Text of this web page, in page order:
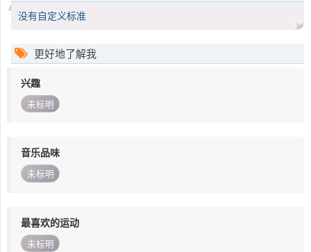
没有自定义标准
更好地了解我
兴趣
未标明
音乐品味
未标明
最喜欢的运动
未标明